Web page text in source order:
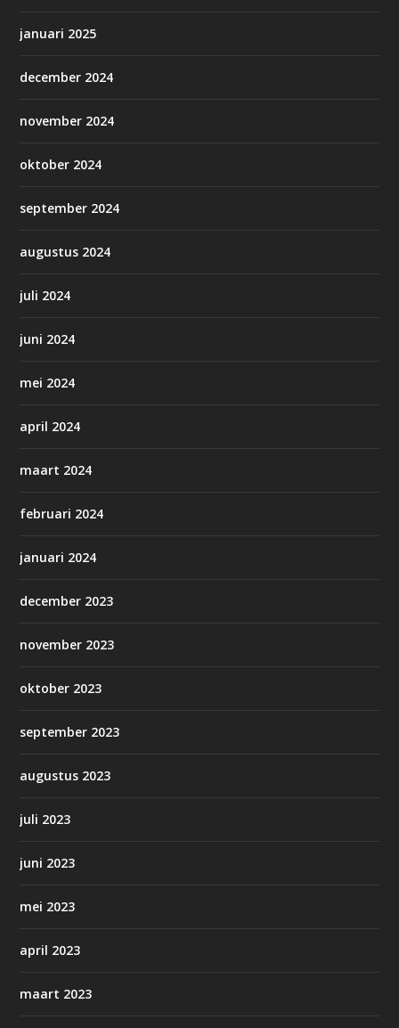
januari 2025
december 2024
november 2024
oktober 2024
september 2024
augustus 2024
juli 2024
juni 2024
mei 2024
april 2024
maart 2024
februari 2024
januari 2024
december 2023
november 2023
oktober 2023
september 2023
augustus 2023
juli 2023
juni 2023
mei 2023
april 2023
maart 2023